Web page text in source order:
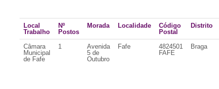
Local
Trabalho
Nº
Postos
Morada Localidade
Código
Postal
Distrito
Câmara
Municipal
de Fafe
1
Avenida
5 de
Outubro
Fafe
4824501
FAFE
Braga